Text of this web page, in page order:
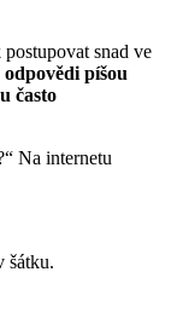
snad ve
píšou
často
Na internetu
šátku.